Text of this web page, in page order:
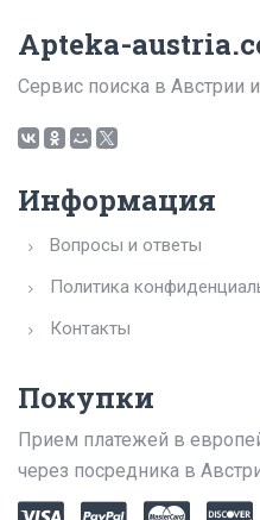
Apteka-
Сервис поиска в Австрии
Информация
Вопросы и ответы
Политика
Контакты
Покупки
Прием платежей в
через посредника в